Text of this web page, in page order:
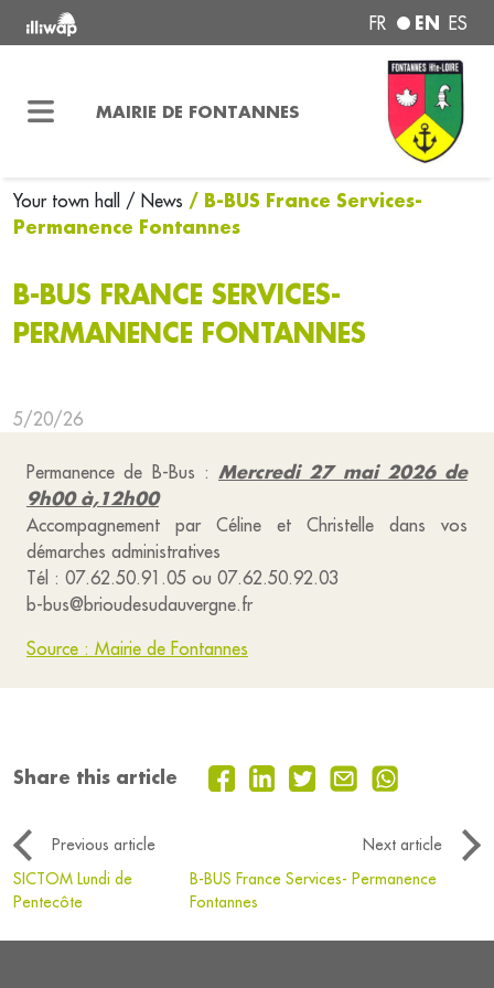
FR EN ES
MAIRIE DE FONTANNES
Your town hall / News / B-BUS France Services-
Permanence Fontannes
B-BUS FRANCE SERVICES-
PERMANENCE FONTANNES
5/20/26
Permanence de B-Bus : Mercredi 27 mai 2026 de
9h00 à,12h00
Accompagnement par Céline et Christelle dans vos
démarches administratives
Tél : 07.62.50.91.05 ou 07.62.50.92.03
b-bus@brioudesudauvergne.fr
Source : Mairie de Fontannes
Share this article
Previous article
Next article
SICTOM Lundi de
Pentecôte
B-BUS France Services- Permanence
Fontannes